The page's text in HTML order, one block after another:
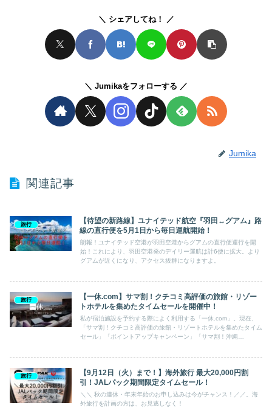
シェアしてね！
Jumikaをフォローする
Jumika
関連記事
旅行
【待望の新路線】ユナイテッド航空『羽田↔︎グアム』路
線の直行便を5月1日から毎日運航開始！
朗報！ユナイテッド空港が羽田空港からグアムの直行便運行を開
始！これにより、羽田空港発のデイリー運航は計6便に拡大。より
グアムが近くになり、アクセス抜群になりますよ。
旅行
【一休.com】サマ割！クチコミ高評価の旅館・リゾー
トホテルを集めたタイムセールを開催中！
私が宿泊施設を予約する際によく利用する「一休.com」。現在、
「サマ割！クチコミ高評価の旅館・リゾートホテルを集めたタイム
セール」「ポイントアップキャンペーン」「サマ割！沖縄
旅行
【9月12日（火）まで！】海外旅行 最大20,000円割
引！JALパック期間限定タイムセール！
＼＼ 秋の連休・年末年始のお申し込みは今がチャンス！／／。海
外旅行を計画の方は、お見逃しなく！